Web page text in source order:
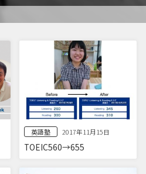
英語塾 2017年11月15日
TOEIC560→655